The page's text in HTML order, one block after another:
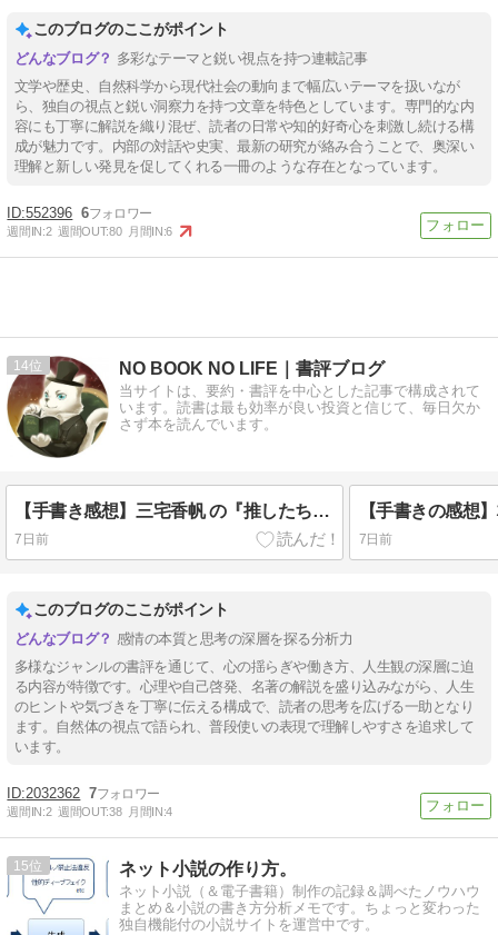
このブログのここがポイント
多彩なテーマと鋭い視点を持つ連載記事
文学や歴史、自然科学から現代社会の動向まで幅広いテーマを扱いなが
ら、独自の視点と鋭い洞察力を持つ文章を特色としています。専門的な内
容にも丁寧に解説を織り混ぜ、読者の日常や知的好奇心を刺激し続ける構
成が魅力です。内部の対話や史実、最新の研究が絡み合うことで、奥深い
理解と新しい発見を促してくれる一冊のような存在となっています。
552396 6
週間IN:2 週間OUT:80 月間IN:6
14 NO BOOK NO LIFE｜書評ブログ
当サイトは、要約・書評を中心とした記事で構成されて
います。読書は最も効率が良い投資と信じて、毎日欠か
さず本を読んでいます。
【手書き感想】三宅香帆 の『推したちとどう生きるか』は結構難しい・・・
7日前 7日前
このブログのここがポイント
感情の本質と思考の深層を探る分析力
多様なジャンルの書評を通じて、心の揺らぎや働き方、人生観の深層に迫
る内容が特徴です。心理や自己啓発、名著の解説を盛り込みながら、人生
のヒントや気づきを丁寧に伝える構成で、読者の思考を広げる一助となり
ます。自然体の視点で語られ、普段使いの表現で理解しやすさを追求して
います。
2032362 7
週間IN:2 週間OUT:38 月間IN:4
15 ネット小説の作り方。
ネット小説（＆電子書籍）制作の記録＆調べたノウハウ
まとめ＆小説の書き方分析メモです。ちょっと変わった
独自機能付の小説サイトを運営中です。